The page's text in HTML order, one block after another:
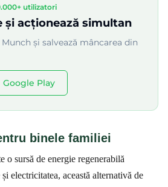
utilizatori
și acționează simultan
și salvează mâncarea din
Google Play
binele familiei
o sursă de energie regenerabilă
electricitatea, această alternativă de